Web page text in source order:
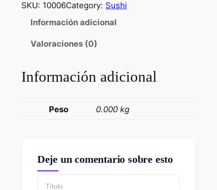
SKU: 10006Category: Sushi
Información adicional
Valoraciones (0)
Información adicional
Peso 0.000 kg
Deje un comentario sobre esto